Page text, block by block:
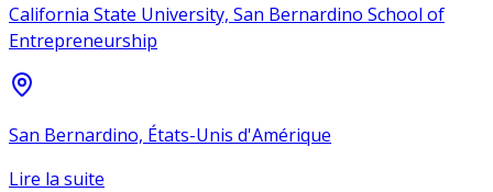
California State University, San Bernardino School of
Entrepreneurship
San Bernardino, États-Unis d'Amérique
Lire la suite